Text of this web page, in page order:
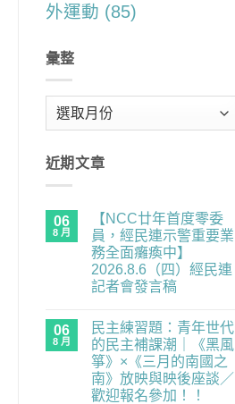
外運動 (85)
彙整
近期文章
06
8 月
【NCC廿年首度零委
員，經民連示警重要業
務全面癱瘓中】
2026.8.6（四）經民連
記者會發言稿
廿
年
首
度
零
委
員，
留
言
06
8 月
民主練習題：青年世代
的民主補課潮｜《黑風
箏》×《三月的南國之
南》放映與映後座談／
歡迎報名參加！！